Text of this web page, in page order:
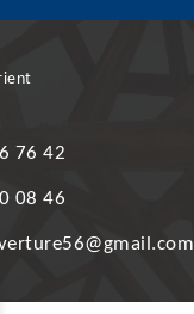
76 42
08 46